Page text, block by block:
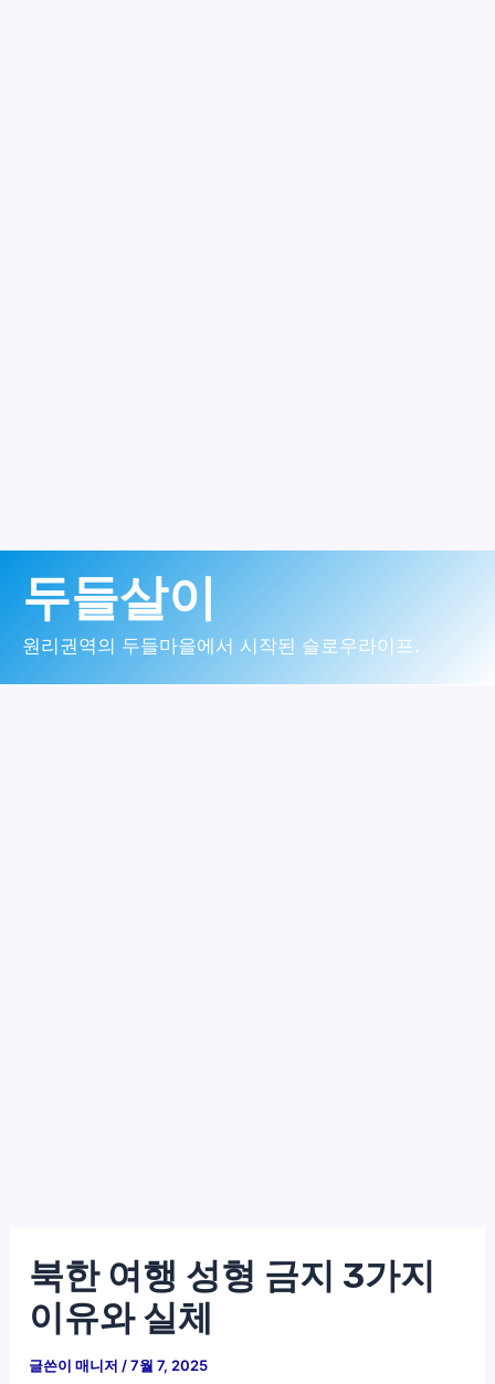
로
두들살이
원리권역의 두들마을에서 시작된 슬로우라이프.
북한 여행 성형 금지 3가지
이유와 실체
글쓴이매니저 /7월 7, 2025